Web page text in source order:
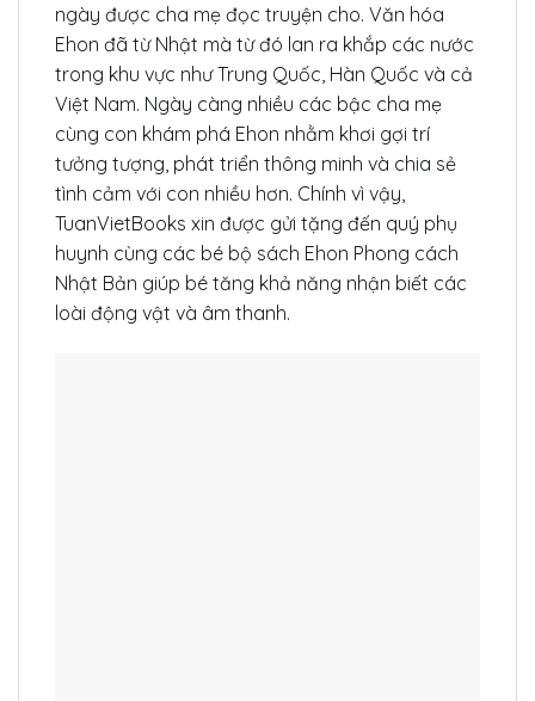
ngày được cha mẹ đọc truyện cho. Văn hóa
Ehon đã từ Nhật mà từ đó lan ra khắp các nước
trong khu vực như Trung Quốc, Hàn Quốc và cả
Việt Nam. Ngày càng nhiều các bậc cha mẹ
cùng con khám phá Ehon nhằm khơi gợi trí
tưởng tượng, phát triển thông minh và chia sẻ
tình cảm với con nhiều hơn. Chính vì vậy,
TuanVietBooks xin được gửi tặng đến quý phụ
huynh cùng các bé bộ sách Ehon Phong cách
Nhật Bản giúp bé tăng khả năng nhận biết các
loài động vật và âm thanh.